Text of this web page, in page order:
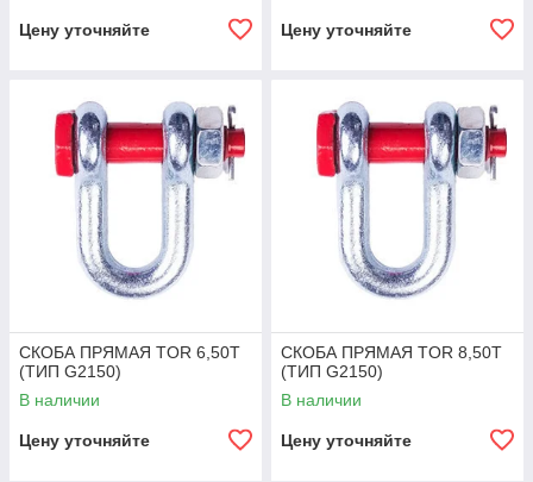
Цену уточняйте Цену уточняйте
СКОБА ПРЯМАЯ TOR 6,50Т
(ТИП G2150)
В наличии
Цену уточняйте
СКОБА ПРЯМАЯ TOR 8,50Т
(ТИП G2150)
В наличии
Цену уточняйте